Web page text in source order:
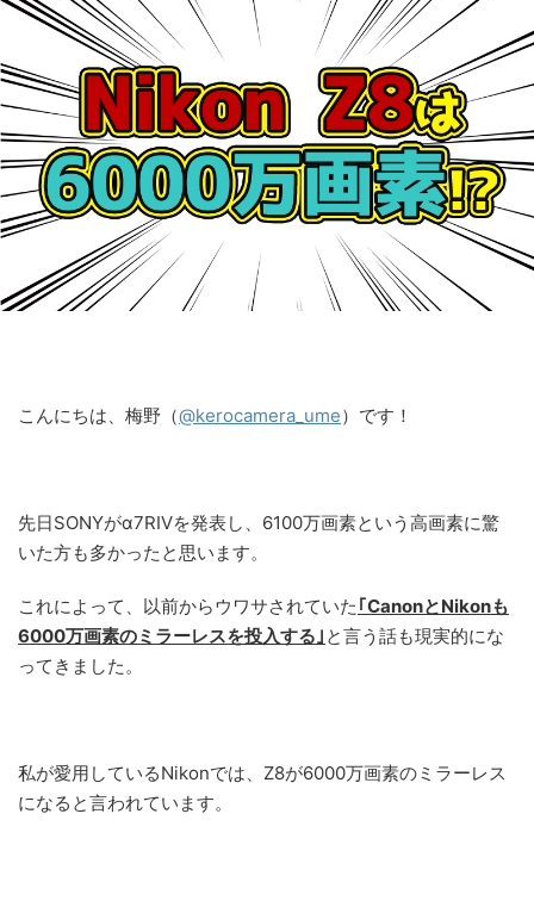
こんにちは、梅野（@kerocamera_ume）です！
先日SONYが‪α‬7RIVを発表し、6100万画素という高画素に驚
いた方も多かったと思います。
これによって、以前からウワサされていた ｢CanonとNikonも
6000万画素のミラーレスを投入する｣ と言う話も現実的にな
ってきました。
私が愛用しているNikonでは、Z8が6000万画素のミラーレス
になると言われています。